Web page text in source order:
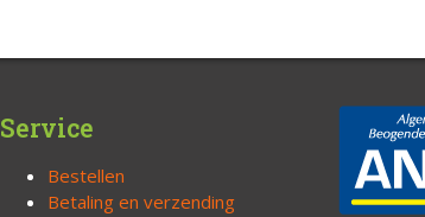
Service
Bestellen
Betaling en verzending